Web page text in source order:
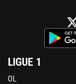
LIGUE 1
OL